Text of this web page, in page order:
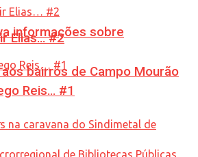
informações sobre
bairros de Campo Mourão
Elias… #2
Reis… #1